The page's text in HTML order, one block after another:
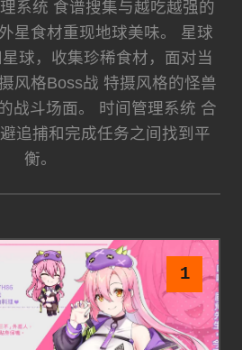
系统 食谱搜集与越吃越强的
星食材重现地球美味。 星球
球，收集珍稀食材，面对当
风格Boss战 特摄风格的怪兽
战斗场面。 时间管理系统 合
追捕和完成任务之间找到平
衡。
1